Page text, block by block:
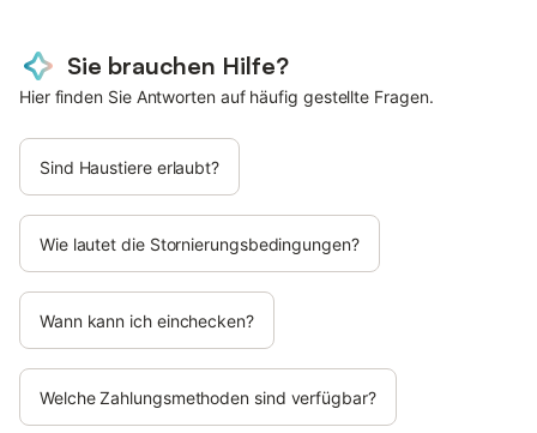
Sie brauchen Hilfe?
Hier finden Sie Antworten auf häufig gestellte Fragen.
Sind Haustiere erlaubt?
Wie lautet die Stornierungsbedingungen?
Wann kann ich einchecken?
Welche Zahlungsmethoden sind verfügbar?